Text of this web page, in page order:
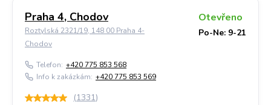
Praha 4, Chodov
Roztylská 2321/19, 148 00 Praha 4-
Chodov
Otevřeno
Po-Ne: 9-21
Telefon: +420 775 853 568
Info k zakázkám: +420 775 853 569
(1331)